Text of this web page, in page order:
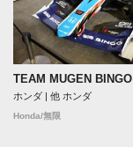
TEAM MUGEN
ホンダ | 他 ホンダ
Honda/無限